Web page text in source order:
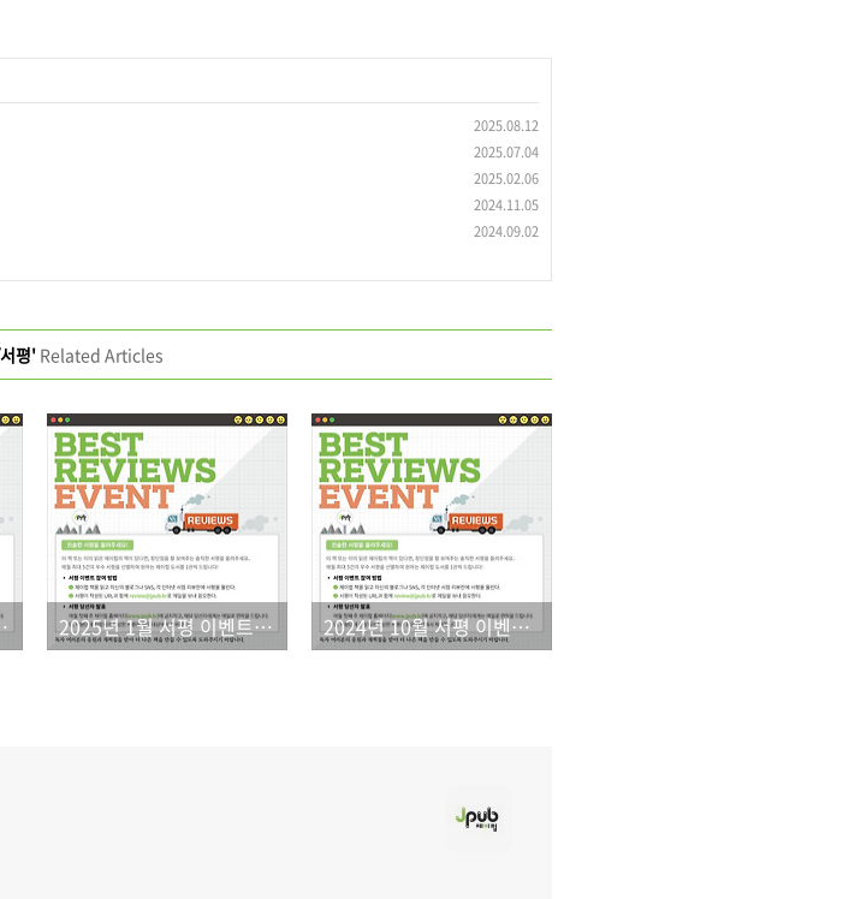
2025.08.12
2025.07.04
2025.02.06
2024.11.05
2024.09.02
평'Related Articles
결과 2025년 1월 서평 이벤트 결과 2024년 10월 서평 이벤트 결과